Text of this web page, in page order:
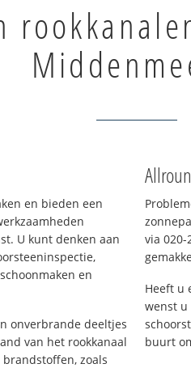
en bieden een
U kunt denken aan
en
onverbrande deeltjes
van het rookkanaal
zoals
via
Heeft u
wenst u
buurt